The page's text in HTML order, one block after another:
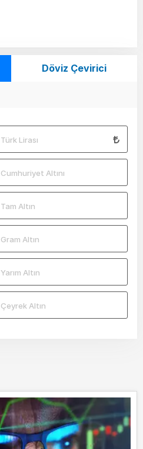
Döviz Çevirici
Türk Lirası
Cumhuriyet Altını
Tam Altın
Gram Altın
Yarım Altın
Çeyrek Altın